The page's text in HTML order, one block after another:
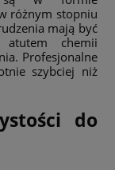
różnym stopniu
mają być
atutem chemii
Profesjonalne
szybciej niż
do